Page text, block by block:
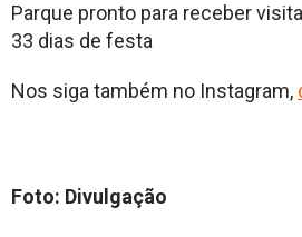
Parque pronto para receber
33 dias de festa
Nos siga também no Instagram,
Foto: Divulgação